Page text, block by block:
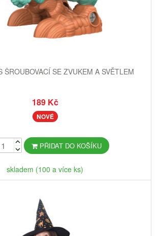
ŠROUBOVACÍ SE ZVUKEM A SVĚTLEM
189 Kč
NOVÉ
PŘIDAT DO KOŠÍKU
skladem (100 a více ks)